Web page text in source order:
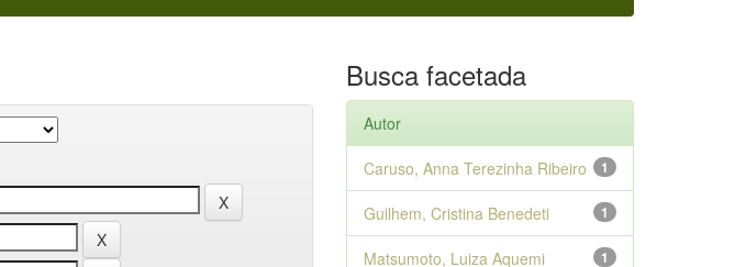
Busca facetada
Autor
1
Caruso, Anna Terezinha Ribeiro
1
Guilhem, Cristina Benedeti
1
Matsumoto, Luiza Aquemi